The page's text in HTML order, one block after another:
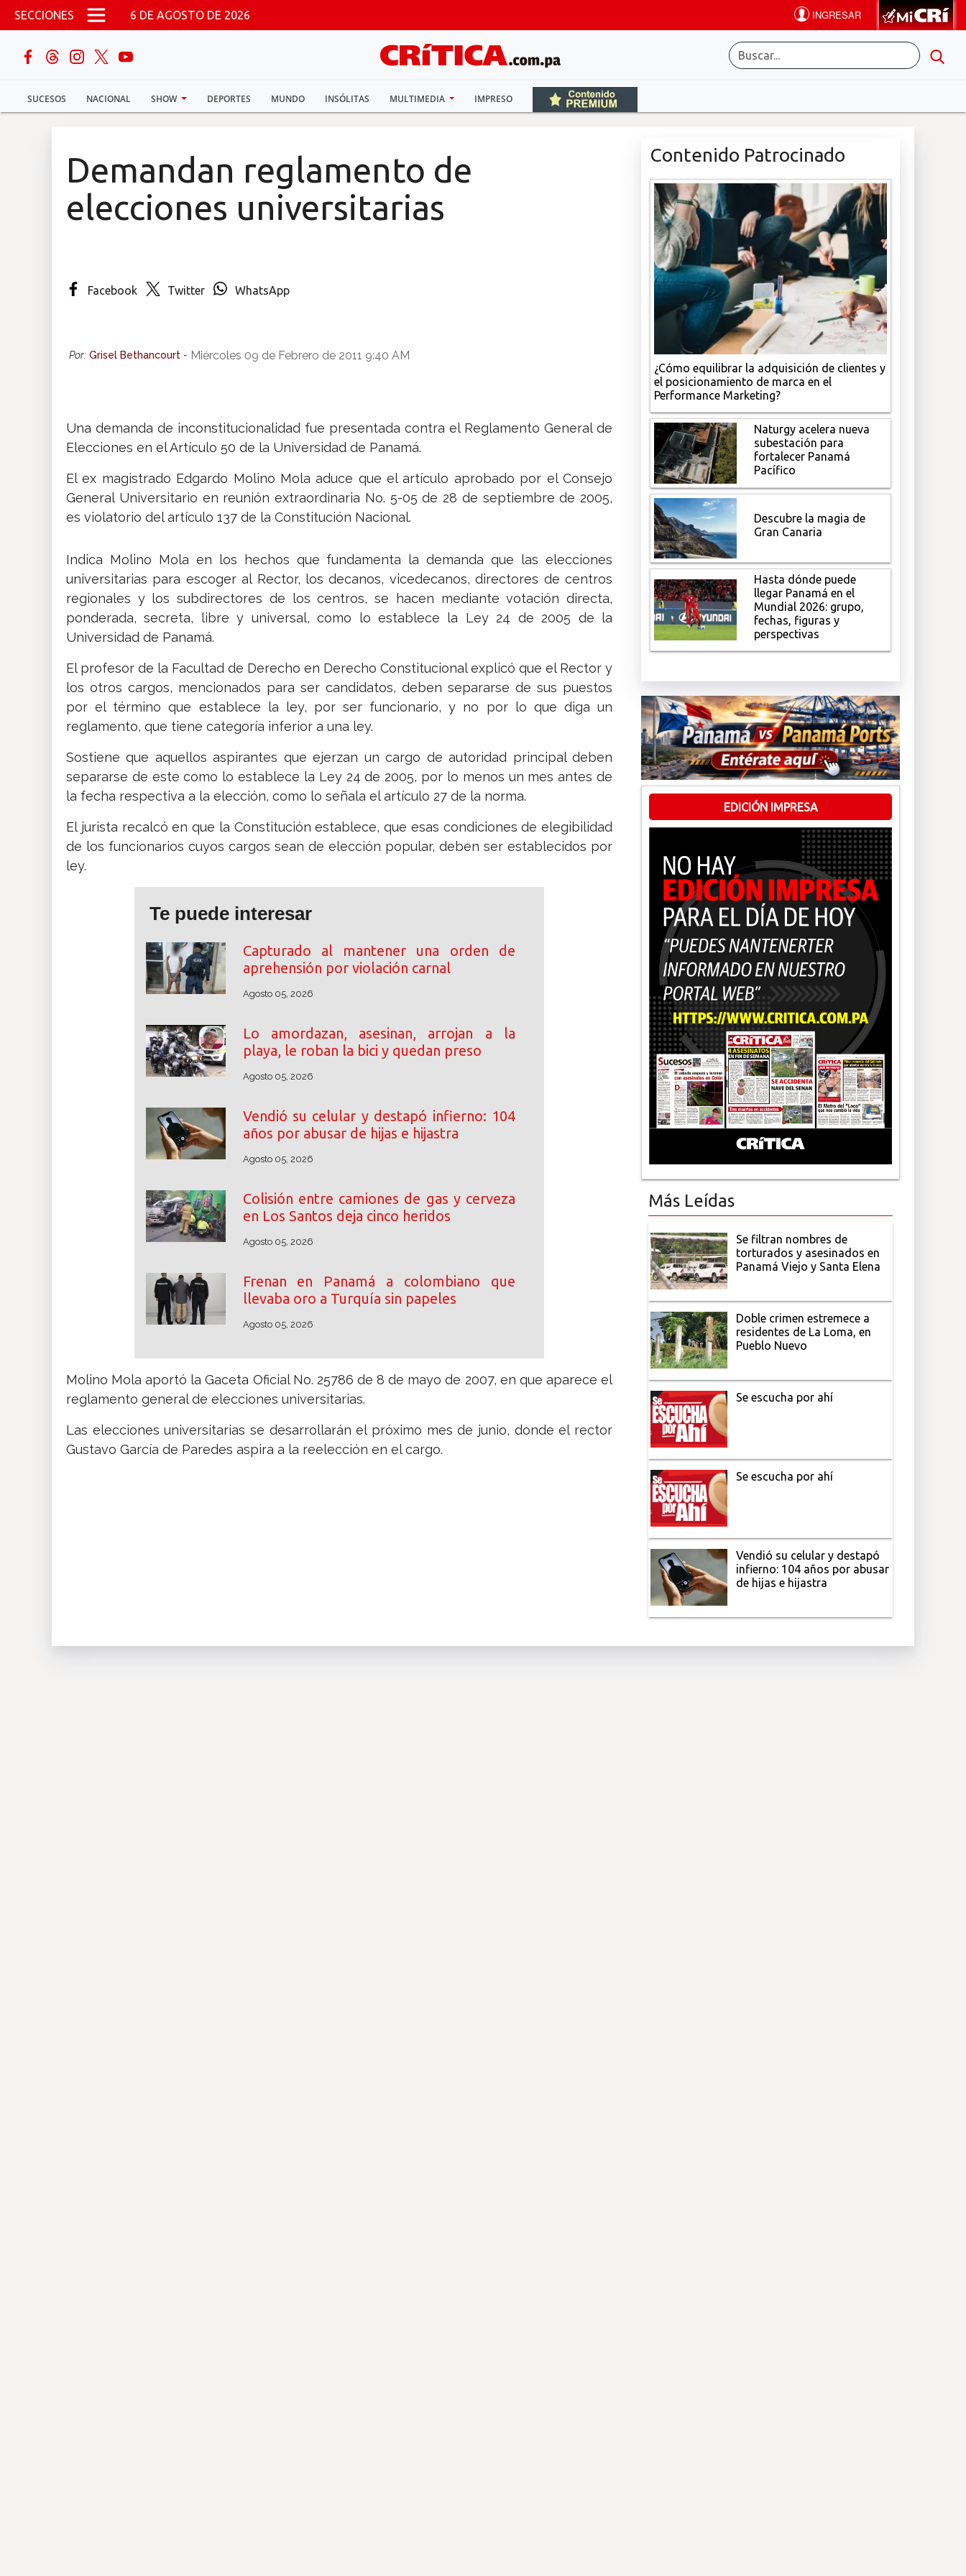
Pasar al contenido principal
SECCIONES 6 DE AGOSTO DE 2026
SUCESOS NACIONAL SHOW DEPORTES MUNDO INSÓLITAS MULTIMEDIA IMPRESO
buscar
Sucesos
Demandan reglamento de
elecciones universitarias
Facebook Twitter WhatsApp
Por: Grisel Bethancourt - Miércoles 09 de Febrero de 2011 9:40 AM
Una demanda de inconstitucionalidad fue presentada contra el Reglamento General de
Elecciones en el Artículo 50 de la Universidad de Panamá.
El ex magistrado Edgardo Molino Mola aduce que el artículo aprobado por el Consejo
General Universitario en reunión extraordinaria No. 5-05 de 28 de septiembre de 2005,
es violatorio del artículo 137 de la Constitución Nacional.
Indica Molino Mola en los hechos que fundamenta la demanda que las elecciones
universitarias para escoger al Rector, los decanos, vicedecanos, directores de centros
regionales y los subdirectores de los centros, se hacen mediante votación directa,
ponderada, secreta, libre y universal, como lo establece la Ley 24 de 2005 de la
Universidad de Panamá.
El profesor de la Facultad de Derecho en Derecho Constitucional explicó que el Rector y
los otros cargos, mencionados para ser candidatos, deben separarse de sus puestos
por el término que establece la ley, por ser funcionario, y no por lo que diga un
reglamento, que tiene categoría inferior a una ley.
Sostiene que aquellos aspirantes que ejerzan un cargo de autoridad principal deben
separarse de este como lo establece la Ley 24 de 2005, por lo menos un mes antes de
la fecha respectiva a la elección, como lo señala el artículo 27 de la norma.
El jurista recalcó en que la Constitución establece, que esas condiciones de elegibilidad
de los funcionarios cuyos cargos sean de elección popular, deben ser establecidos por
ley.
Te puede interesar
Capturado al mantener una orden de
aprehensión por violación carnal
Agosto 05, 2026
Lo amordazan, asesinan, arrojan a la
playa, le roban la bici y quedan preso
Agosto 05, 2026
Vendió su celular y destapó infierno: 104
años por abusar de hijas e hijastra
Agosto 05, 2026
Colisión entre camiones de gas y cerveza
en Los Santos deja cinco heridos
Agosto 05, 2026
Frenan en Panamá a colombiano que
llevaba oro a Turquía sin papeles
Agosto 05, 2026
Molino Mola aportó la Gaceta Oficial No. 25786 de 8 de mayo de 2007, en que aparece el
reglamento general de elecciones universitarias.
Las elecciones universitarias se desarrollarán el próximo mes de junio, donde el rector
Gustavo García de Paredes aspira a la reelección en el cargo.
Contenido Patrocinado
¿Cómo equilibrar la adquisición de clientes y
el posicionamiento de marca en el
Performance Marketing?
Naturgy acelera nueva
subestación para
fortalecer Panamá
Pacífico
Descubre la magia de
Gran Canaria
Hasta dónde puede
llegar Panamá en el
Mundial 2026: grupo,
fechas, figuras y
perspectivas
EDICIÓN IMPRESA
Más Leídas
Se filtran nombres de
torturados y asesinados en
Panamá Viejo y Santa Elena
Doble crimen estremece a
residentes de La Loma, en
Pueblo Nuevo
Se escucha por ahí
Se escucha por ahí
Vendió su celular y destapó
infierno: 104 años por abusar
de hijas e hijastra